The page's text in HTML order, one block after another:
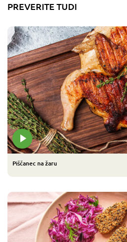
PREVERITE TUDI
Piščanec na žaru